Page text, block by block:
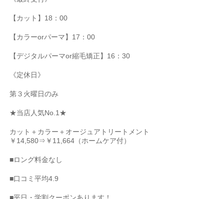
【カット】 18 ：00
【カラーorパーマ】 17 ：00
【デジタルパーマor縮毛矯正】 16 ：30
《定休日》
第３火曜日のみ
★当店人気No.1★
カット＋カラー＋オージュアトリートメント
￥ 14,580⇒￥ 11,664 （ホームケア付）
■ロング料金なし
■口コミ平均4.9